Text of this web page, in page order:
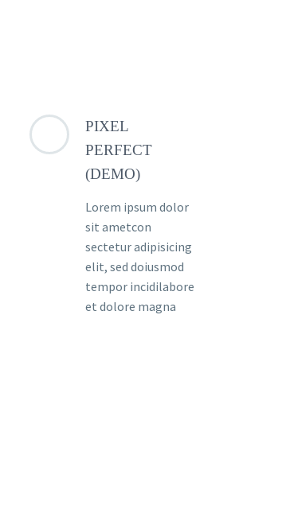
PIXEL
PERFECT
(DEMO)
Lorem ipsum dolor
sit ametcon
sectetur adipisicing
elit, sed doiusmod
tempor incidilabore
et dolore magna